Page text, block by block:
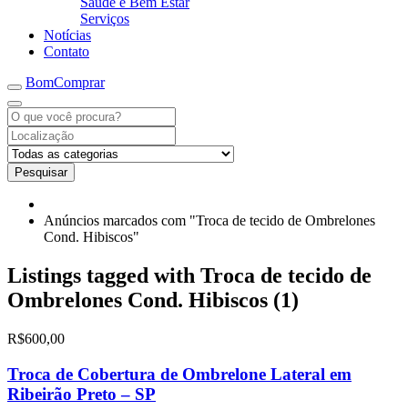
Serviços
Notícias
Contato
BomComprar
Pesquisar
Anúncios marcados com "Troca de tecido de Ombrelones
Cond. Hibiscos"
Listings tagged with Troca de tecido de
Ombrelones Cond. Hibiscos (1)
R$600,00
Troca de Cobertura de Ombrelone Lateral em
Ribeirão Preto – SP